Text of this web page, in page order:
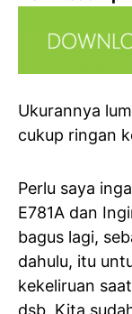
Ukurannya
cukup ringan
Perlu saya
E781A dan
bagus lagi,
dahulu, itu
kekeliruan
dsb, Kita